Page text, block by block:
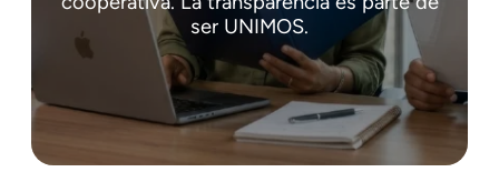
ser UNIMOS.